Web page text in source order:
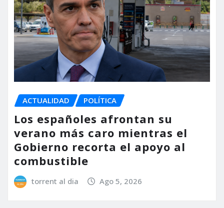
ACTUALIDAD POLÍTICA
Los españoles afrontan su
verano más caro mientras el
Gobierno recorta el apoyo al
combustible
torrent al dia Ago 5, 2026